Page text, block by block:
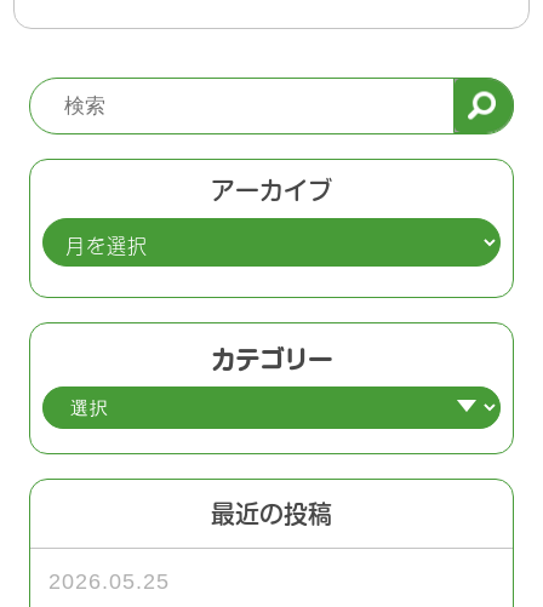
アーカイブ
ア
ー
カ
イ
カテゴリー
最近の投稿
2026.05.25